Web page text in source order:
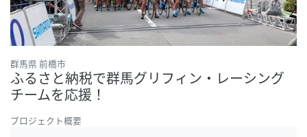
群馬県 前橋市
ふるさと納税で群馬グリフィン・レーシング
チームを応援！
プロジェクト概要